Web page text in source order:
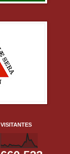
VISITANTES